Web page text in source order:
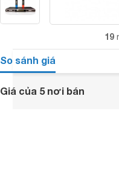
19
So sánh giá
Giá của 5 nơi bán